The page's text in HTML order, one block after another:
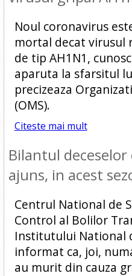
Noul coronavirus
mortal decat virusul
de tip AH1N1,
aparuta la sfarsitul
precizeaza
(OMS).
Citeste mai mult
Bilantul deceselor
ajuns, in acest
Centrul National de
Control al Bolilor
Institutului National
informat ca, joi,
au murit din cauza